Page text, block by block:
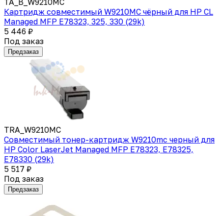
Картридж совместимый W9210MC чёрный для HP CL
Managed MFP E78323, 325, 330 (29k)
5 446 ₽
Под заказ
Предзаказ
TRA_W9210MC
Совместимый тонер-картридж W9210mc черный для
HP Color LaserJet Managed MFP E78323, E78325,
E78330 (29k)
5 517 ₽
Под заказ
Предзаказ